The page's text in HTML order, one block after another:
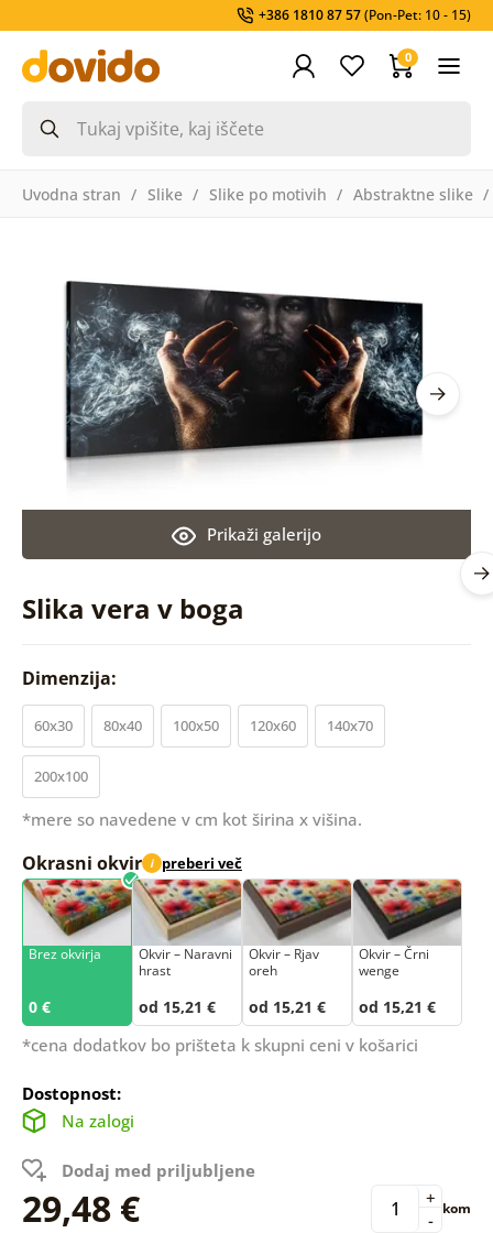
+386 1810 87 57(Pon-Pet: 10 - 15)
0
Uvodna stran Slike Slike po motivih Abstraktne slike
Slika vera v boga
Prikaži galerijo
Dimenzija:
60x30 80x40 100x50 120x60 140x70
200x100
*mere so navedene v cm kot širina x višina.
Okrasni okvir i preberi več
Brez okvirja
0 €
Okvir – Naravni
hrast
od 15,21 €
Okvir – Rjav
oreh
od 15,21 €
Okvir – Črni
wenge
od 15,21 €
*cena dodatkov bo prišteta k skupni ceni v košarici
Dostopnost:
Na zalogi
Dodaj med priljubljene
29,48 € -
+ kom